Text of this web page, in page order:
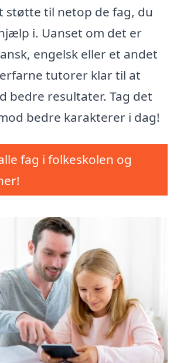
støtte til netop de fag, du
i. Uanset om det er
engelsk eller et andet
tutorer klar til at
bedre resultater. Tag det
bedre karakterer i dag!
fag i folkeskolen og